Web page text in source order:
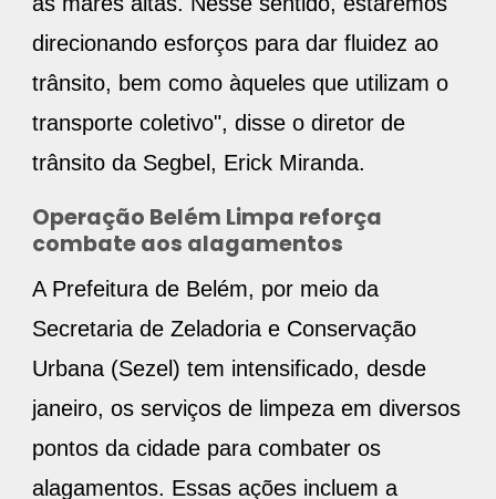
direcionando esforços para dar fluidez ao
trânsito, bem como àqueles que utilizam o
transporte coletivo", disse o diretor de
trânsito da Segbel, Erick Miranda.
Operação Belém Limpa reforça
combate aos alagamentos
A Prefeitura de Belém, por meio da
Secretaria de Zeladoria e Conservação
Urbana (Sezel) tem intensificado, desde
janeiro, os serviços de limpeza em diversos
pontos da cidade para combater os
alagamentos. Essas ações incluem a